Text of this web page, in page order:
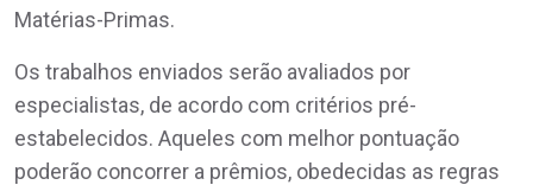
Matérias-Primas.
Os trabalhos enviados serão avaliados por
especialistas, de acordo com critérios pré-
estabelecidos. Aqueles com melhor pontuação
poderão concorrer a prêmios, obedecidas as regras